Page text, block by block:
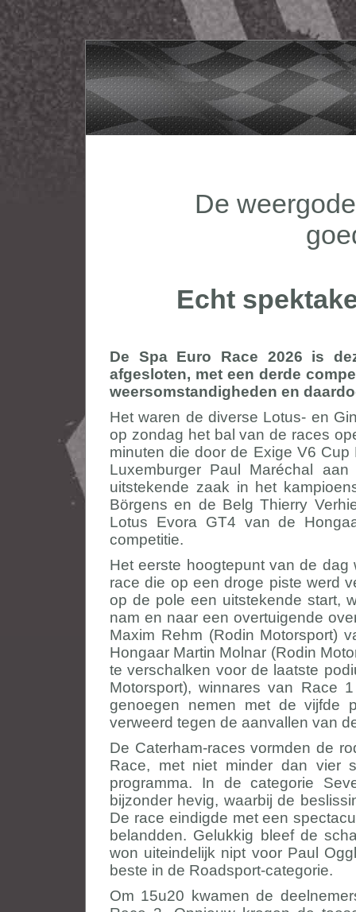
De
Echt
De Spa Euro Race 2026 is
afgesloten, met een derde
weersomstandigheden en
Het waren de diverse Lotus- en
op zondag het bal van de races
minuten die door de Exige V6
Luxemburger Paul Maréchal
uitstekende zaak in het
Börgens en de Belg Thierry
Lotus Evora GT4 van de
competitie.
Het eerste hoogtepunt van de
race die op een droge piste werd
op de pole een uitstekende start,
nam en naar een overtuigende
Maxim Rehm (Rodin Motorsport)
Hongaar Martin Molnar (Rodin
te verschalken voor de laatste
Motorsport), winnares van Race
genoegen nemen met de vijfde
verweerd tegen de aanvallen van
De Caterham-races vormden de
Race, met niet minder dan vier
programma. In de categorie
bijzonder hevig, waarbij de
De race eindigde met een
belandden. Gelukkig bleef de
won uiteindelijk nipt voor Paul
beste in de Roadsport-categorie.
Om 15u20 kwamen de